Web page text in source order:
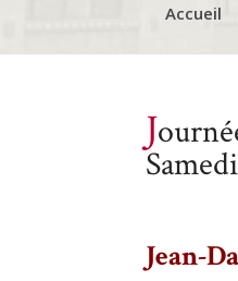
Accueil
J
Jean-